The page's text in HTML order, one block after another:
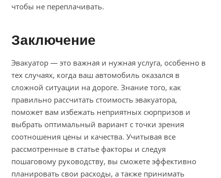
чтобы не переплачивать.
Заключение
Эвакуатор — это важная и нужная услуга, особенно в
тех случаях, когда ваш автомобиль оказался в
сложной ситуации на дороге. Знание того, как
правильно рассчитать стоимость эвакуатора,
поможет вам избежать неприятных сюрпризов и
выбрать оптимальный вариант с точки зрения
соотношения цены и качества. Учитывая все
рассмотренные в статье факторы и следуя
пошаговому руководству, вы сможете эффективно
планировать свои расходы, а также принимать